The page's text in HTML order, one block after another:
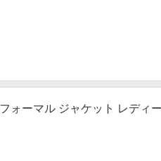
ォーマル ジャケット レディ